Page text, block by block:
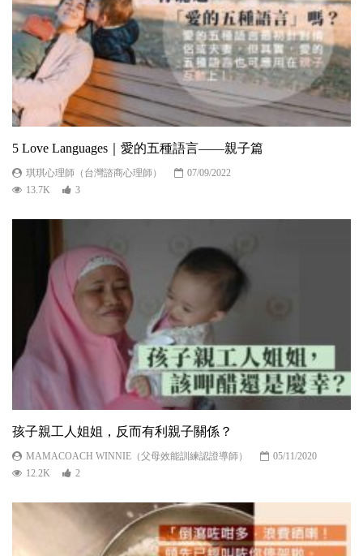
5 Love Languages｜愛的五種語言——親子篇
琪琪心理師（台灣諮商心理師）
07/09/2022
13.7K
3
孩子親工人姐姐，反而有利親子關係？
MAMACOACH WINNIE（父母效能訓練認證導師）
05/11/2020
12.2K
2